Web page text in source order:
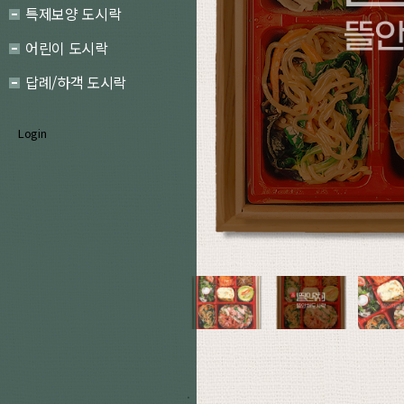
특제보양 도시락
어린이 도시락
답례/하객 도시락
Login
.